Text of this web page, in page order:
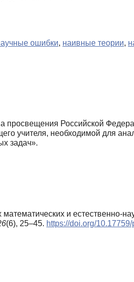
ошибки, наивные теории,
просвещения Российской
учителя, необходимой для
задач».
и естественно-
(6), 25–45. https://doi.org/